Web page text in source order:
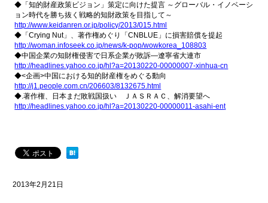
◆「知的財産政策ビジョン」策定に向けた提言 ～グローバル・イノベーシ
ョン時代を勝ち抜く戦略的知財政策を目指して～
http://www.keidanren.or.jp/policy/2013/015.html
◆「Crying Nut」、著作権めぐり「CNBLUE」に損害賠償を提起
http://woman.infoseek.co.jp/news/k-pop/wowkorea_108803
◆中国企業の知財権侵害で日系企業が敗訴―遼寧省大連市
http://headlines.yahoo.co.jp/hl?a=20130220-00000007-xinhua-cn
◆<企画>中国における知的財産権をめぐる動向
http://j1.people.com.cn/206603/8132675.html
◆.著作権、日本まだ敗戦国扱い ＪＡＳＲＡＣ、解消要望へ
http://headlines.yahoo.co.jp/hl?a=20130220-00000011-asahi-ent
2013年2月21日